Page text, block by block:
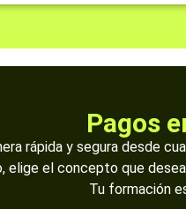
Pagos
rápida y segura desde
elige el concepto que
Tu formación